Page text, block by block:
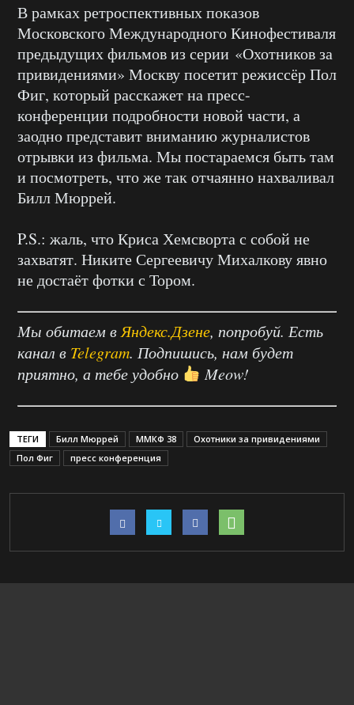
В рамках ретроспективных показов
Московского Международного Кинофестиваля
предыдущих фильмов из серии «Охотников за
привидениями» Москву посетит режиссёр Пол
Фиг, который расскажет на пресс-
конференции подробности новой части, а
заодно представит вниманию журналистов
отрывки из фильма. Мы постараемся быть там
и посмотреть, что же так отчаянно нахваливал
Билл Мюррей.
P.S.: жаль, что Криса Хемсворта с собой не
захватят. Никите Сергеевичу Михалкову явно
не достаёт фотки с Тором.
Мы обитаем в Яндекс.Дзене, попробуй. Есть
канал в Telegram. Подпишись, нам будет
приятно, а тебе удобно
Meow!
ТЕГИ Билл Мюррей ММКФ 38
Охотники за привидениями
Пол Фиг
пресс конференция